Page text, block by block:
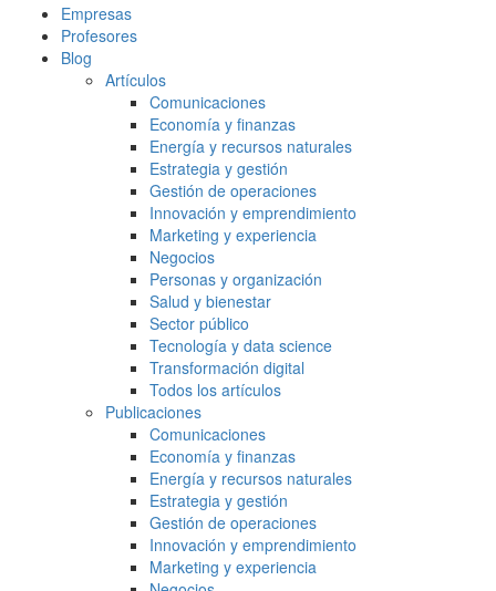
Empresas
Profesores
Blog
Artículos
Comunicaciones
Economía y finanzas
Energía y recursos naturales
Estrategia y gestión
Gestión de operaciones
Innovación y emprendimiento
Marketing y experiencia
Negocios
Personas y organización
Salud y bienestar
Sector público
Tecnología y data science
Transformación digital
Todos los artículos
Publicaciones
Comunicaciones
Economía y finanzas
Energía y recursos naturales
Estrategia y gestión
Gestión de operaciones
Innovación y emprendimiento
Marketing y experiencia